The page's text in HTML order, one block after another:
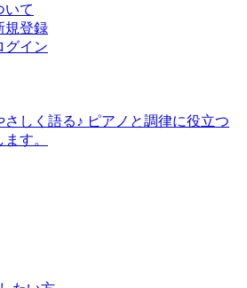
いて
規登録
グイン
さしく語る♪ ピアノと調律に役立つ
す。